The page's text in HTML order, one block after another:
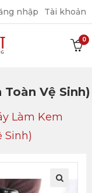
nhập Tài khoản
Vệ Sinh)
Làm Kem
Sinh)